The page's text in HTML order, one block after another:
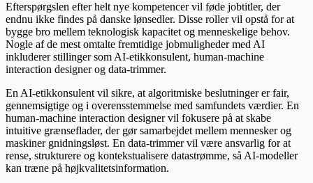
Efterspørgslen efter helt nye kompetencer vil føde jobtitler, der
endnu ikke findes på danske lønsedler. Disse roller vil opstå for at
bygge bro mellem teknologisk kapacitet og menneskelige behov.
Nogle af de mest omtalte fremtidige jobmuligheder med AI
inkluderer stillinger som AI-etikkonsulent, human-machine
interaction designer og data-trimmer.
En AI-etikkonsulent vil sikre, at algoritmiske beslutninger er fair,
gennemsigtige og i overensstemmelse med samfundets værdier. En
human-machine interaction designer vil fokusere på at skabe
intuitive grænseflader, der gør samarbejdet mellem mennesker og
maskiner gnidningsløst. En data-trimmer vil være ansvarlig for at
rense, strukturere og kontekstualisere datastrømme, så AI-modeller
kan træne på højkvalitetsinformation.